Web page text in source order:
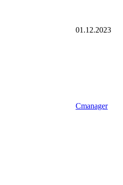
01.12.2023
Cmanager